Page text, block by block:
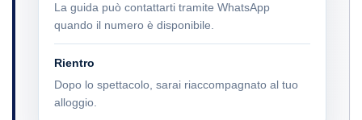
La guida può contattarti tramite WhatsApp
quando il numero è disponibile.
Rientro
Dopo lo spettacolo, sarai riaccompagnato al tuo
alloggio.